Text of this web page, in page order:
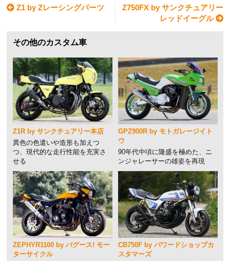
Z1 by Zレーシングパーツ
Z750FX by サンクチュアリー
レッドイーグル
その他のカスタム車
Z1R by サンクチュアリー本店
異色の色遣いや造形も加えつ
つ、現代的な走行性能を充実さ
せる
GPZ900R by モトガレージイト
ウ
90年代中頃に隆盛を極めた、ニ
ンジャレーサーの雄姿を再現
ZEPHYR1100 by バグース! モー
ターサイクル
CB750F by パワードショップカ
スタマーズ